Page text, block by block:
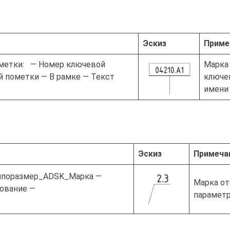
Эскиз
— Номер ключевой
пометки — В рамке — Текст
Марка
имени
Эскиз
—
—
Марка